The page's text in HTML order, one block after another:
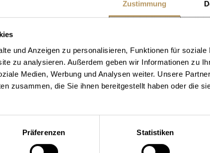
Zustimmung
und Anzeigen zu personalisieren, Funktionen für soziale
zu analysieren. Außerdem geben wir Informationen zu
Medien, Werbung und Analysen weiter. Unsere
zusammen, die Sie ihnen bereitgestellt haben oder die
Präferenzen Statistiken
für alle Sinne.
Luzern
allein.